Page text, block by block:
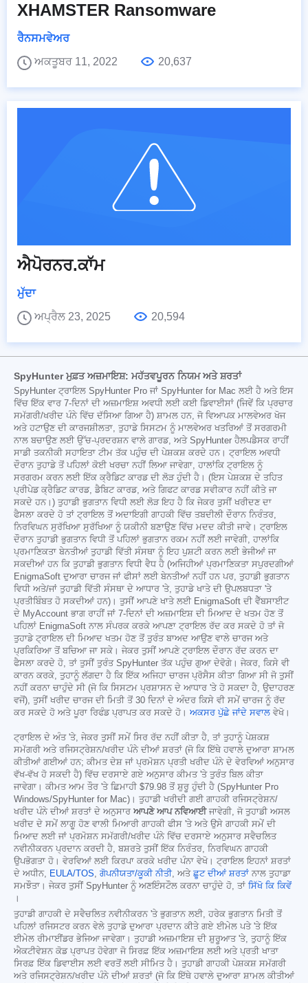
XHAMSTER Ransomware
ਰੈਨਸਮਵੇਅਰ
ਅਕਤੂਬਰ 11, 2022
20,637
ਐਪੋਰਨਰ.ਕਾੱਮ
ਮੁੱਦਾ
ਅਪ੍ਰੈਲ 23, 2025
20,594
SpyHunter ਮੁਫ਼ਤ ਅਜ਼ਮਾਇਸ਼: ਮਹੱਤਵਪੂਰਨ ਨਿਯਮ ਅਤੇ ਸ਼ਰਤਾਂ
SpyHunter ਟ੍ਰਾਇਲ SpyHunter Pro ਜਾਂ SpyHunter for Mac ਲਈ ਹੈ ਅਤੇ ਇਸ
ਵਿੱਚ ਇੱਕ ਵਾਰ 7-ਦਿਨਾਂ ਦੀ ਅਜ਼ਮਾਇਸ਼ ਅਵਧੀ ਲਈ ਕਈ ਡਿਵਾਈਸਾਂ (ਜਿਵੇਂ ਕਿ ਪ੍ਰਚਾਰ
ਸਮੱਗਰੀ/ਖਰੀਦ ਪੰਨੇ ਵਿੱਚ ਦੱਸਿਆ ਗਿਆ ਹੈ) ਸ਼ਾਮਲ ਹਨ, ਜੋ ਵਿਆਪਕ ਮਾਲਵੇਅਰ ਖੋਜ
ਅਤੇ ਹਟਾਉਣ ਦੀ ਕਾਰਜਸ਼ੀਲਤਾ, ਤੁਹਾਡੇ ਸਿਸਟਮ ਨੂੰ ਮਾਲਵੇਅਰ ਖਤਰਿਆਂ ਤੋਂ ਸਰਗਰਮੀ
ਨਾਲ ਬਚਾਉਣ ਲਈ ਉੱਚ-ਪ੍ਰਦਰਸ਼ਨ ਵਾਲੇ ਗਾਰਡ, ਅਤੇ SpyHunter ਹੈਲਪਡੈਸਕ ਰਾਹੀਂ
ਸਾਡੀ ਤਕਨੀਕੀ ਸਹਾਇਤਾ ਟੀਮ ਤੱਕ ਪਹੁੰਚ ਦੀ ਪੇਸ਼ਕਸ਼ ਕਰਦੇ ਹਨ। ਟ੍ਰਾਇਲ ਅਵਧੀ
ਦੌਰਾਨ ਤੁਹਾਡੇ ਤੋਂ ਪਹਿਲਾਂ ਕੋਈ ਖਰਚਾ ਨਹੀਂ ਲਿਆ ਜਾਵੇਗਾ, ਹਾਲਾਂਕਿ ਟ੍ਰਾਇਲ ਨੂੰ
ਸਰਗਰਮ ਕਰਨ ਲਈ ਇੱਕ ਕ੍ਰੈਡਿਟ ਕਾਰਡ ਦੀ ਲੋੜ ਹੁੰਦੀ ਹੈ। (ਇਸ ਪੇਸ਼ਕਸ਼ ਦੇ ਤਹਿਤ
ਪ੍ਰੀਪੇਡ ਕ੍ਰੈਡਿਟ ਕਾਰਡ, ਡੈਬਿਟ ਕਾਰਡ, ਅਤੇ ਗਿਫਟ ਕਾਰਡ ਸਵੀਕਾਰ ਨਹੀਂ ਕੀਤੇ ਜਾ
ਸਕਦੇ ਹਨ।) ਤੁਹਾਡੀ ਭੁਗਤਾਨ ਵਿਧੀ ਲਈ ਲੋੜ ਇਹ ਹੈ ਕਿ ਜੇਕਰ ਤੁਸੀਂ ਖਰੀਦਣ ਦਾ
ਫੈਸਲਾ ਕਰਦੇ ਹੋ ਤਾਂ ਟ੍ਰਾਇਲ ਤੋਂ ਅਦਾਇਗੀ ਗਾਹਕੀ ਵਿੱਚ ਤਬਦੀਲੀ ਦੌਰਾਨ ਨਿਰੰਤਰ,
ਨਿਰਵਿਘਨ ਸੁਰੱਖਿਆ ਸੁਰੱਖਿਆ ਨੂੰ ਯਕੀਨੀ ਬਣਾਉਣ ਵਿੱਚ ਮਦਦ ਕੀਤੀ ਜਾਵੇ। ਟ੍ਰਾਇਲ
ਦੌਰਾਨ ਤੁਹਾਡੀ ਭੁਗਤਾਨ ਵਿਧੀ ਤੋਂ ਪਹਿਲਾਂ ਭੁਗਤਾਨ ਰਕਮ ਨਹੀਂ ਲਈ ਜਾਵੇਗੀ, ਹਾਲਾਂਕਿ
ਪ੍ਰਮਾਣਿਕਤਾ ਬੇਨਤੀਆਂ ਤੁਹਾਡੀ ਵਿੱਤੀ ਸੰਸਥਾ ਨੂੰ ਇਹ ਪੁਸ਼ਟੀ ਕਰਨ ਲਈ ਭੇਜੀਆਂ ਜਾ
ਸਕਦੀਆਂ ਹਨ ਕਿ ਤੁਹਾਡੀ ਭੁਗਤਾਨ ਵਿਧੀ ਵੈਧ ਹੈ (ਅਜਿਹੀਆਂ ਪ੍ਰਮਾਣਿਕਤਾ ਸਪੁਰਦਗੀਆਂ
EnigmaSoft ਦੁਆਰਾ ਚਾਰਜ ਜਾਂ ਫੀਸਾਂ ਲਈ ਬੇਨਤੀਆਂ ਨਹੀਂ ਹਨ ਪਰ, ਤੁਹਾਡੀ ਭੁਗਤਾਨ
ਵਿਧੀ ਅਤੇ/ਜਾਂ ਤੁਹਾਡੀ ਵਿੱਤੀ ਸੰਸਥਾ ਦੇ ਆਧਾਰ 'ਤੇ, ਤੁਹਾਡੇ ਖਾਤੇ ਦੀ ਉਪਲਬਧਤਾ 'ਤੇ
ਪ੍ਰਤੀਬਿੰਬਤ ਹੋ ਸਕਦੀਆਂ ਹਨ)। ਤੁਸੀਂ ਆਪਣੇ ਖਾਤੇ ਲਈ EnigmaSoft ਦੀ ਵੈੱਬਸਾਈਟ
ਦੇ MyAccount ਭਾਗ ਰਾਹੀਂ ਜਾਂ 7-ਦਿਨਾਂ ਦੀ ਅਜ਼ਮਾਇਸ਼ ਦੀ ਮਿਆਦ ਦੇ ਖਤਮ ਹੋਣ ਤੋਂ
ਪਹਿਲਾਂ EnigmaSoft ਨਾਲ ਸੰਪਰਕ ਕਰਕੇ ਆਪਣਾ ਟ੍ਰਾਇਲ ਰੱਦ ਕਰ ਸਕਦੇ ਹੋ ਤਾਂ ਜੋ
ਤੁਹਾਡੇ ਟ੍ਰਾਇਲ ਦੀ ਮਿਆਦ ਖਤਮ ਹੋਣ ਤੋਂ ਤੁਰੰਤ ਬਾਅਦ ਆਉਣ ਵਾਲੇ ਚਾਰਜ ਅਤੇ
ਪ੍ਰਕਿਰਿਆ ਤੋਂ ਬਚਿਆ ਜਾ ਸਕੇ। ਜੇਕਰ ਤੁਸੀਂ ਆਪਣੇ ਟ੍ਰਾਇਲ ਦੌਰਾਨ ਰੱਦ ਕਰਨ ਦਾ
ਫੈਸਲਾ ਕਰਦੇ ਹੋ, ਤਾਂ ਤੁਸੀਂ ਤੁਰੰਤ SpyHunter ਤੱਕ ਪਹੁੰਚ ਗੁਆ ਦੇਵੋਗੇ। ਜੇਕਰ, ਕਿਸੇ ਵੀ
ਕਾਰਨ ਕਰਕੇ, ਤੁਹਾਨੂੰ ਲੱਗਦਾ ਹੈ ਕਿ ਇੱਕ ਅਜਿਹਾ ਚਾਰਜ ਪ੍ਰੋਸੈਸ ਕੀਤਾ ਗਿਆ ਸੀ ਜੋ ਤੁਸੀਂ
ਨਹੀਂ ਕਰਨਾ ਚਾਹੁੰਦੇ ਸੀ (ਜੋ ਕਿ ਸਿਸਟਮ ਪ੍ਰਸ਼ਾਸਨ ਦੇ ਆਧਾਰ 'ਤੇ ਹੋ ਸਕਦਾ ਹੈ, ਉਦਾਹਰਣ
ਵਜੋਂ), ਤੁਸੀਂ ਖਰੀਦ ਚਾਰਜ ਦੀ ਮਿਤੀ ਤੋਂ 30 ਦਿਨਾਂ ਦੇ ਅੰਦਰ ਕਿਸੇ ਵੀ ਸਮੇਂ ਚਾਰਜ ਨੂੰ ਰੱਦ
ਕਰ ਸਕਦੇ ਹੋ ਅਤੇ ਪੂਰਾ ਰਿਫੰਡ ਪ੍ਰਾਪਤ ਕਰ ਸਕਦੇ ਹੋ। ਅਕਸਰ ਪੁੱਛੇ ਜਾਂਦੇ ਸਵਾਲ ਵੇਖੋ।
ਟ੍ਰਾਇਲ ਦੇ ਅੰਤ 'ਤੇ, ਜੇਕਰ ਤੁਸੀਂ ਸਮੇਂ ਸਿਰ ਰੱਦ ਨਹੀਂ ਕੀਤਾ ਹੈ, ਤਾਂ ਤੁਹਾਨੂੰ ਪੇਸ਼ਕਸ਼
ਸਮੱਗਰੀ ਅਤੇ ਰਜਿਸਟ੍ਰੇਸ਼ਨ/ਖਰੀਦ ਪੰਨੇ ਦੀਆਂ ਸ਼ਰਤਾਂ (ਜੋ ਕਿ ਇੱਥੇ ਹਵਾਲੇ ਦੁਆਰਾ ਸ਼ਾਮਲ
ਕੀਤੀਆਂ ਗਈਆਂ ਹਨ; ਕੀਮਤ ਦੇਸ਼ ਜਾਂ ਪ੍ਰਮੋਸ਼ਨ ਪ੍ਰਤੀ ਖਰੀਦ ਪੰਨੇ ਦੇ ਵੇਰਵਿਆਂ ਅਨੁਸਾਰ
ਵੱਖ-ਵੱਖ ਹੋ ਸਕਦੀ ਹੈ) ਵਿੱਚ ਦਰਸਾਏ ਗਏ ਅਨੁਸਾਰ ਕੀਮਤ 'ਤੇ ਤੁਰੰਤ ਬਿਲ ਕੀਤਾ
ਜਾਵੇਗਾ। ਕੀਮਤ ਆਮ ਤੌਰ 'ਤੇ ਛਿਮਾਹੀ $79.98 ਤੋਂ ਸ਼ੁਰੂ ਹੁੰਦੀ ਹੈ (SpyHunter Pro
Windows/SpyHunter for Mac)। ਤੁਹਾਡੀ ਖਰੀਦੀ ਗਈ ਗਾਹਕੀ ਰਜਿਸਟ੍ਰੇਸ਼ਨ/
ਖਰੀਦ ਪੰਨੇ ਦੀਆਂ ਸ਼ਰਤਾਂ ਦੇ ਅਨੁਸਾਰ ਆਪਣੇ ਆਪ ਨਵਿਆਈਜਾਵੇਗੀ, ਜੋ ਤੁਹਾਡੀ ਅਸਲ
ਖਰੀਦ ਦੇ ਸਮੇਂ ਲਾਗੂ ਹੋਣ ਵਾਲੀ ਮਿਆਰੀ ਗਾਹਕੀ ਫੀਸ 'ਤੇ ਅਤੇ ਉਸੇ ਗਾਹਕੀ ਸਮੇਂ ਦੀ
ਮਿਆਦ ਲਈ ਜਾਂ ਪ੍ਰਮੋਸ਼ਨ ਸਮੱਗਰੀ/ਖਰੀਦ ਪੰਨੇ ਵਿੱਚ ਦਰਸਾਏ ਅਨੁਸਾਰ ਸਵੈਚਲਿਤ
ਨਵੀਨੀਕਰਨ ਪ੍ਰਦਾਨ ਕਰਦੀ ਹੈ, ਬਸ਼ਰਤੇ ਤੁਸੀਂ ਇੱਕ ਨਿਰੰਤਰ, ਨਿਰਵਿਘਨ ਗਾਹਕੀ
ਉਪਭੋਗਤਾ ਹੋ। ਵੇਰਵਿਆਂ ਲਈ ਕਿਰਪਾ ਕਰਕੇ ਖਰੀਦ ਪੰਨਾ ਵੇਖੋ। ਟ੍ਰਾਇਲ ਇਹਨਾਂ ਸ਼ਰਤਾਂ
ਦੇ ਅਧੀਨ, EULA/TOS, ਗੋਪਨੀਯਤਾ/ਕੂਕੀ ਨੀਤੀ, ਅਤੇ ਛੂਟ ਦੀਆਂ ਸ਼ਰਤਾਂ ਨਾਲ ਤੁਹਾਡਾ
ਸਮਝੌਤਾ। ਜੇਕਰ ਤੁਸੀਂ SpyHunter ਨੂੰ ਅਣਇੰਸਟੌਲ ਕਰਨਾ ਚਾਹੁੰਦੇ ਹੋ, ਤਾਂ ਸਿੱਖੋ ਕਿ ਕਿਵੇਂ
।
ਤੁਹਾਡੀ ਗਾਹਕੀ ਦੇ ਸਵੈਚਲਿਤ ਨਵੀਨੀਕਰਨ 'ਤੇ ਭੁਗਤਾਨ ਲਈ, ਹਰੇਕ ਭੁਗਤਾਨ ਮਿਤੀ ਤੋਂ
ਪਹਿਲਾਂ ਰਜਿਸਟਰ ਕਰਨ ਵੇਲੇ ਤੁਹਾਡੇ ਦੁਆਰਾ ਪ੍ਰਦਾਨ ਕੀਤੇ ਗਏ ਈਮੇਲ ਪਤੇ 'ਤੇ ਇੱਕ
ਈਮੇਲ ਰੀਮਾਈਂਡਰ ਭੇਜਿਆ ਜਾਵੇਗਾ। ਤੁਹਾਡੀ ਅਜ਼ਮਾਇਸ਼ ਦੀ ਸ਼ੁਰੂਆਤ 'ਤੇ, ਤੁਹਾਨੂੰ ਇੱਕ
ਐਕਟੀਵੇਸ਼ਨ ਕੋਡ ਪ੍ਰਾਪਤ ਹੋਵੇਗਾ ਜੋ ਸਿਰਫ਼ ਇੱਕ ਅਜ਼ਮਾਇਸ਼ ਲਈ ਅਤੇ ਪ੍ਰਤੀ ਖਾਤਾ
ਸਿਰਫ਼ ਇੱਕ ਡਿਵਾਈਸ ਲਈ ਵਰਤੋਂ ਲਈ ਸੀਮਿਤ ਹੈ। ਤੁਹਾਡੀ ਗਾਹਕੀ ਪੇਸ਼ਕਸ਼ ਸਮੱਗਰੀ
ਅਤੇ ਰਜਿਸਟ੍ਰੇਸ਼ਨ/ਖਰੀਦ ਪੰਨੇ ਦੀਆਂ ਸ਼ਰਤਾਂ (ਜੋ ਕਿ ਇੱਥੇ ਹਵਾਲੇ ਦੁਆਰਾ ਸ਼ਾਮਲ ਕੀਤੀਆਂ